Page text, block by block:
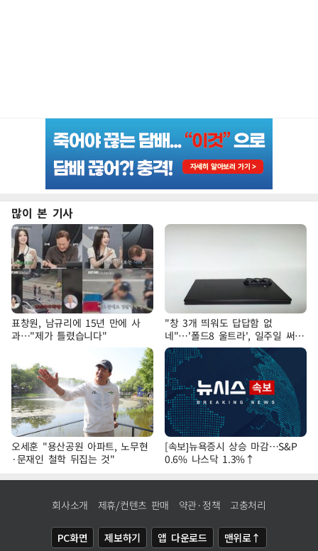
많이 본 기사
표창원, 남규리에 15년 만에 사
과…"제가 틀렸습니다"
"창 3개 띄워도 답답함 없
네"…'폴드8 울트라', 일주일 써보
니
오세훈 "용산공원 아파트, 노무현
·문재인 철학 뒤집는 것"
[속보]뉴욕증시 상승 마감…S&P
0.6% 나스닥 1.3%↑
회사소개 제휴/컨텐츠 판매 약관·정책 고충처리
PC화면 제보하기 앱 다운로드 맨위로↑